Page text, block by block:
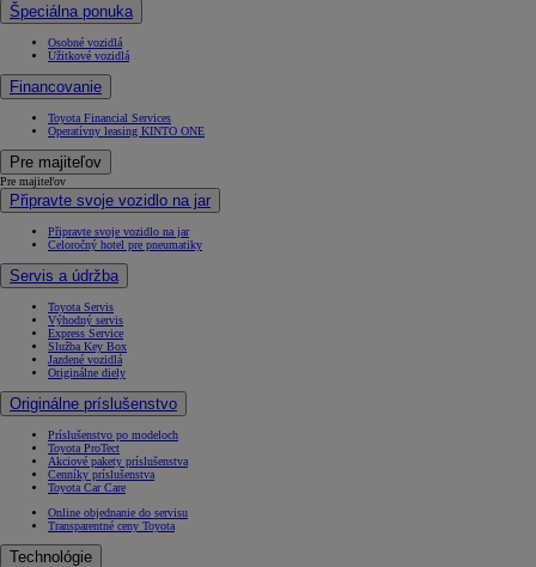
Špeciálna ponuka
Osobné vozidlá
Úžitkové vozidlá
Financovanie
Toyota Financial Services
Operatívny leasing KINTO ONE
Pre majiteľov
Pre majiteľov
Připravte svoje vozidlo na jar
Připravte svoje vozidlo na jar
Celoročný hotel pre pneumatiky
Servis a údržba
Toyota Servis
Výhodný servis
Express Service
Služba Key Box
Jazdené vozidlá
Originálne diely
Originálne príslušenstvo
Príslušenstvo po modeloch
Toyota ProTect
Akciové pakety príslušenstva
Cenníky príslušenstva
Toyota Car Care
Online objednanie do servisu
Transparentné ceny Toyota
Technológie